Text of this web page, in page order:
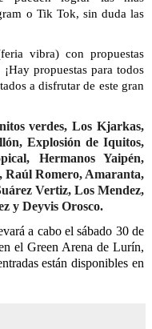
o Tik Tok, sin duda las
vibra) con propuestas
propuestas para todos
a disfrutar de este gran
verdes, Los Kjarkas,
Explosión de Iquitos,
Hermanos Yaipén,
Raúl Romero, Amaranta,
Vertiz, Los Mendez,
y Deyvis Orosco.
a cabo el sábado 30 de
el Green Arena de Lurín,
están disponibles en